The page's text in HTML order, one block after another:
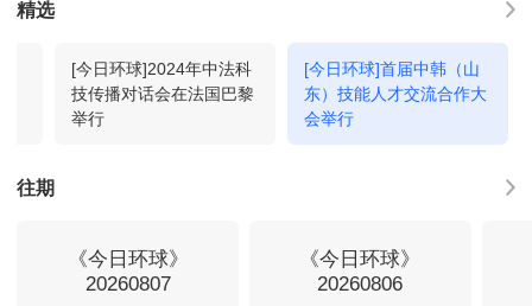
精选
[今日环球]2024年中法科
技传播对话会在法国巴黎
举行
[今日环球]首届中韩（山
东）技能人才交流合作大
会举行
往期
《今日环球》
20260807
《今日环球》
20260806
海峡两岸-2026-218 回看
回看
特别行动第5集